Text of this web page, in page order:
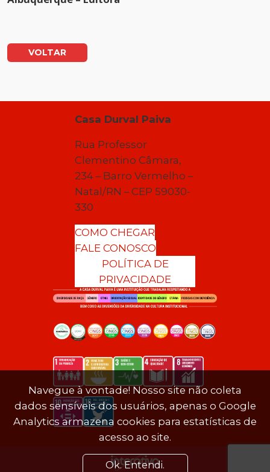
VOLTAR
Casa Durval Paiva
Rua Professor
Clementino Câmara,
234 – Barro Vermelho –
Natal/RN – CEP 59030-
330
COMO CHEGAR
FALE CONOSCO
POLÍTICA DE
PRIVACIDADE
Navegue à vontade! Nosso site não coleta
dados sensíveis dos usuários, apenas o Google
Analytics armazena cookies para estatísticas de
acesso ao site.
Ok. Entendi.